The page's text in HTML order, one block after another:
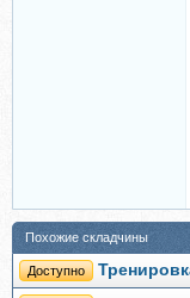
Похожие складчины
Доступно